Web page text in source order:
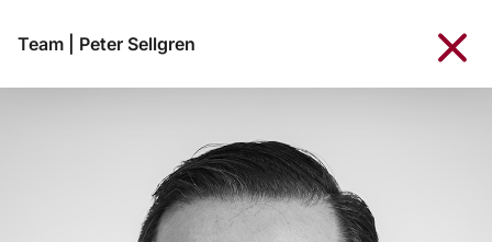
Team Peter Sellgren